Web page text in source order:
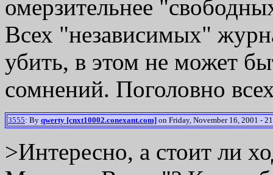
омерзительнее
Всех "независимых"
убить, в этом не может
сомнений. Поголовно
3555: By qwerty [cnxt10002.conexant.com] on Friday, November 16, 2001 -
>Интересно, а стоит ли